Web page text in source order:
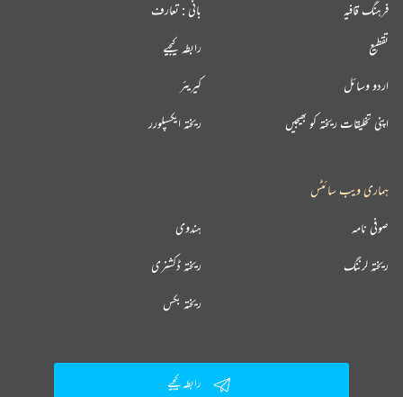
فرہنگ قافیہ
تقطیع
اردو وسائل
اپنی تخلیقات ریختہ کو بھیجیں
بانی : تعارف
رابطہ کیجیے
کیریئر
ریختہ ایکسپلورر
ہماری ویب سائٹس
ہندوی صوفی نامہ
ریختہ ڈکشنری ریختہ لرننگ
ریختہ بکس
رابطہ کیجیے